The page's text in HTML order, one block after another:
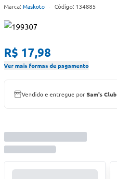
Marca: Maskoto - Código: 134885
R$ 17,98
Ver mais formas de pagamento
Vendido e entregue porSam's Club